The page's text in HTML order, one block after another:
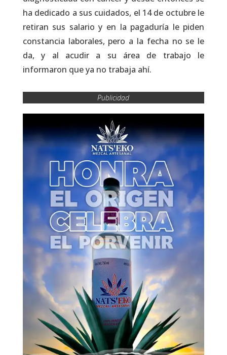
ha dedicado a sus cuidados, el 14 de octubre le
retiran sus salario y en la pagaduría le piden
constancia laborales, pero a la fecha no se le
da, y al acudir a su área de trabajo le
informaron que ya no trabaja ahí.
Publicidad